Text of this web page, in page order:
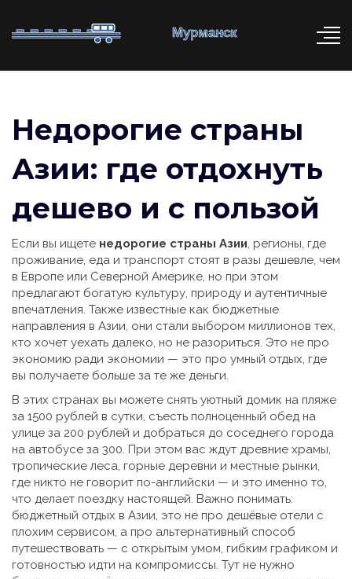
Недорогие страны
Азии: где отдохнуть
дешево и с пользой
Если вы ищете недорогие страны Азии, регионы, где
проживание, еда и транспорт стоят в разы дешевле, чем
в Европе или Северной Америке, но при этом
предлагают богатую культуру, природу и аутентичные
впечатления. Также известные как бюджетные
направления в Азии, они стали выбором миллионов тех,
кто хочет уехать далеко, но не разориться. Это не про
экономию ради экономии — это про умный отдых, где
вы получаете больше за те же деньги.
В этих странах вы можете снять уютный домик на пляже
за 1500 рублей в сутки, съесть полноценный обед на
улице за 200 рублей и добраться до соседнего города
на автобусе за 300. При этом вас ждут древние храмы,
тропические леса, горные деревни и местные рынки,
где никто не говорит по-английски — и это именно то,
что делает поездку настоящей. Важно понимать:
бюджетный отдых в Азии, это не про дешёвые отели с
плохим сервисом, а про альтернативный способ
путешествовать — с открытым умом, гибким графиком и
готовностью идти на компромиссы. Тут не нужно